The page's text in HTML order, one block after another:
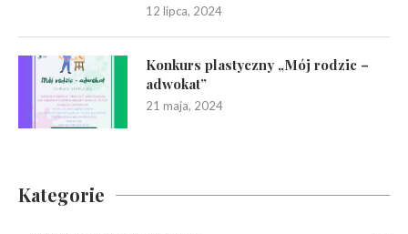
12 lipca, 2024
Konkurs plastyczny „Mój rodzic –
adwokat”
21 maja, 2024
Kategorie